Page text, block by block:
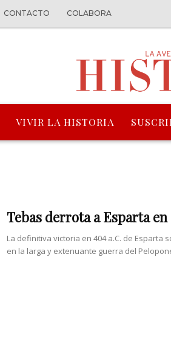
CONTACTO COLABORA
VIVIR LA HISTORIA
Tebas derrota a Esparta
La definitiva victoria en 404 a.C. de Esparta
en la larga y extenuante guerra del